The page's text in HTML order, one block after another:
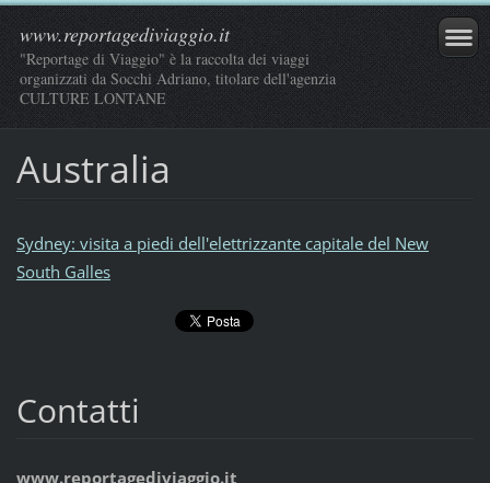
www.reportagediviaggio.it
"Reportage di Viaggio" è la raccolta dei viaggi
organizzati da Socchi Adriano, titolare dell'agenzia
CULTURE LONTANE
Australia
Sydney: visita a piedi dell'elettrizzante capitale del New
South Galles
Contatti
www.reportagediviaggio.it